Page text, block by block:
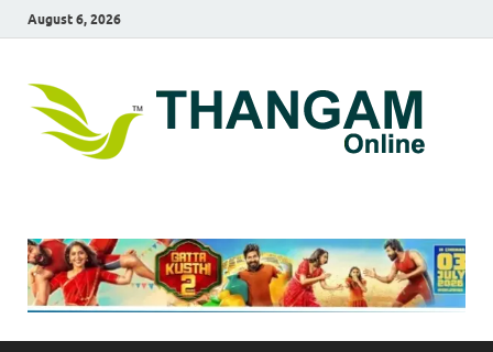
August 6, 2026